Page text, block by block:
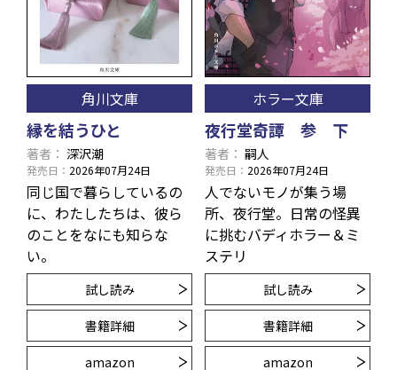
角川文庫
縁を結うひと
著者 深沢潮
発売日 2026年07月24日
同じ国で暮らしているの
に、わたしたちは、彼ら
のことをなにも知らな
い。
試し読み
書籍詳細
amazon
ホラー文庫
夜行堂奇譚 参 下
著者 嗣人
発売日 2026年07月24日
人でないモノが集う場
所、夜行堂。日常の怪異
に挑むバディホラー＆ミ
ステリ
試し読み
書籍詳細
amazon